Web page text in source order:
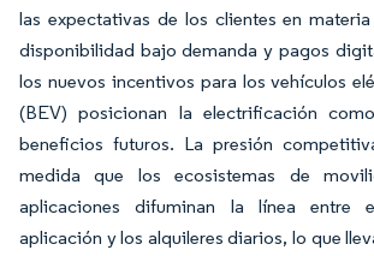
las expectativas de los clientes en
disponibilidad bajo demanda y pagos
los nuevos incentivos para los vehículos
(BEV) posicionan la electrificación
beneficios futuros. La presión
medida que los ecosistemas de
aplicaciones difuminan la línea entre
aplicación y los alquileres diarios, lo que